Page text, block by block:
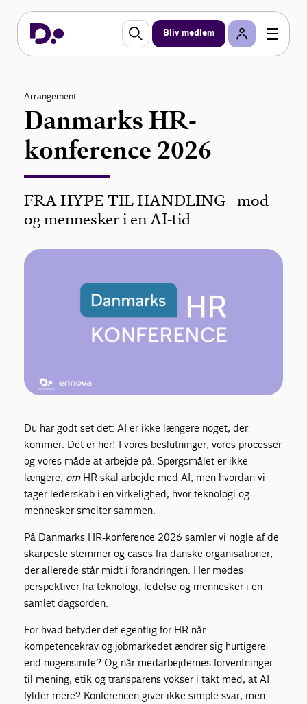
Bliv medlem
Arrangement
Danmarks HR-
konference 2026
FRA HYPE TIL HANDLING - mod
og mennesker i en AI-tid
Du har godt set det: AI er ikke længere noget, der
kommer. Det er her! I vores beslutninger, vores processer
og vores måde at arbejde på. Spørgsmålet er ikke
længere, omHR skal arbejde med AI, men hvordan vi
tager lederskab i en virkelighed, hvor teknologi og
mennesker smelter sammen.
På Danmarks HR-konference 2026 samler vi nogle af de
skarpeste stemmer og cases fra danske organisationer,
der allerede står midt i forandringen. Her mødes
perspektiver fra teknologi, ledelse og mennesker i en
samlet dagsorden.
For hvad betyder det egentlig for HR når
kompetencekrav og jobmarkedet ændrer sig hurtigere
end nogensinde? Og når medarbejdernes forventninger
til mening, etik og transparens vokser i takt med, at AI
fylder mere? Konferencen giver ikke simple svar, men